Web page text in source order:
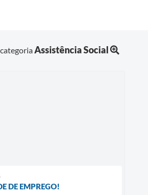
Assistência Social
DE EMPREGO!